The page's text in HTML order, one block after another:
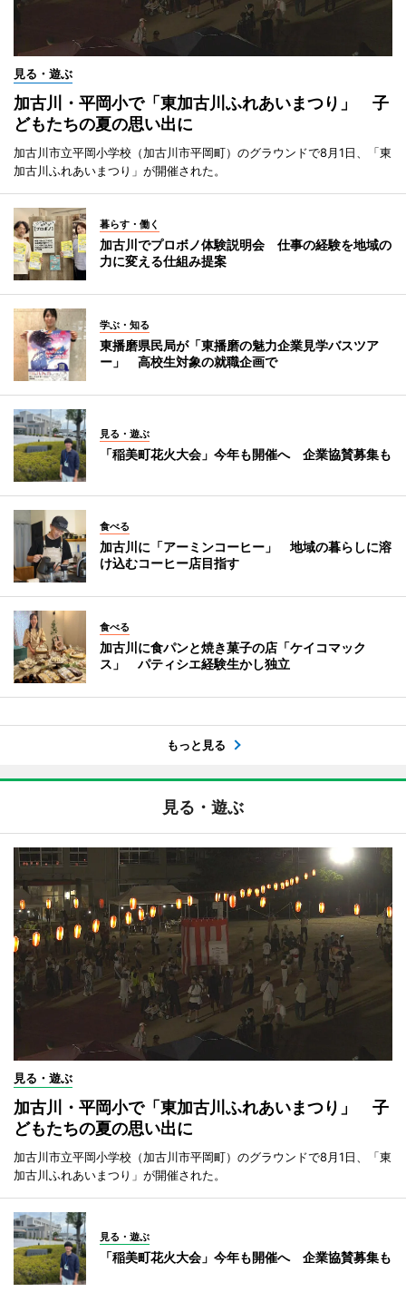
見る・遊ぶ
加古川・平岡小で「東加古川ふれあいまつり」 子
どもたちの夏の思い出に
加古川市立平岡小学校（加古川市平岡町）のグラウンドで8月1日、「東
加古川ふれあいまつり」が開催された。
暮らす・働く
加古川でプロボノ体験説明会 仕事の経験を地域の
力に変える仕組み提案
学ぶ・知る
東播磨県民局が「東播磨の魅力企業見学バスツア
ー」 高校生対象の就職企画で
見る・遊ぶ
「稲美町花火大会」今年も開催へ 企業協賛募集も
食べる
加古川に「アーミンコーヒー」 地域の暮らしに溶
け込むコーヒー店目指す
食べる
加古川に食パンと焼き菓子の店「ケイコマック
ス」 パティシエ経験生かし独立
もっと見る
見る・遊ぶ
見る・遊ぶ
加古川・平岡小で「東加古川ふれあいまつり」 子
どもたちの夏の思い出に
加古川市立平岡小学校（加古川市平岡町）のグラウンドで8月1日、「東
加古川ふれあいまつり」が開催された。
見る・遊ぶ
「稲美町花火大会」今年も開催へ 企業協賛募集も